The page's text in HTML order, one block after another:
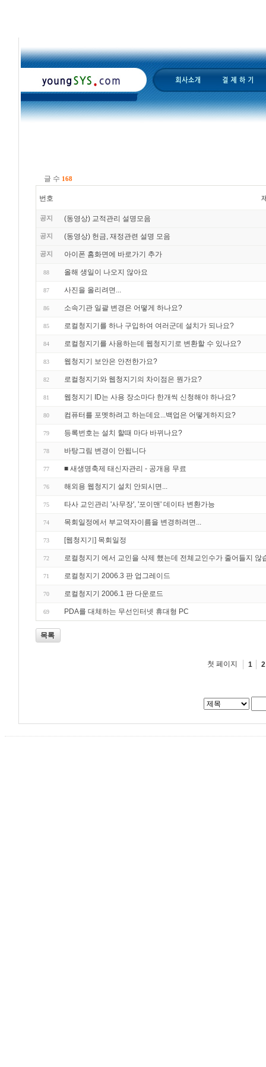
글 수 168
번호
공지 (동영상) 교적관리 설명모음
공지 (동영상) 헌금, 재정관련 설명 모음
공지 아이폰 홈화면에 바로가기 추가
88 올해 생일이 나오지 않아요
87 사진을 올리려면...
86 소속기관 일괄 변경은 어떻게 하나요?
85 로컬청지기를 하나 구입하여 여러군데 설치가 되나요?
84 로컬청지기를 사용하는데 웹청지기로 변환할 수 있나요?
83 웹청지기 보안은 안전한가요?
82 로컬청지기와 웹청지기의 차이점은 뭔가요?
81 웹청지기 ID는 사용 장소마다 한개씩 신청해야 하나요?
80 컴퓨터를 포멧하려고 하는데요...백업은 어떻게하지요?
79 등록번호는 설치 할때 마다 바뀌나요?
78 바탕그림 변경이 안됩니다
77 ■ 새생명축제 태신자관리 - 공개용 무료
76 해외용 웹청지기 설치 안되시면...
75 타사 교인관리 '사무장', '포이맨' 데이타 변환가능
74 목회일정에서 부교역자이름을 변경하려면...
73 [웹청지기] 목회일정
72 로컬청지기 에서 교인을 삭제 했는데 전체교인수가 줄어들지 않
71 로컬청지기 2006.3 판 업그레이드
70 로컬청지기 2006.1 판 다운로드
69 PDA를 대체하는 무선인터넷 휴대형 PC
목록
첫 페이지 1 2